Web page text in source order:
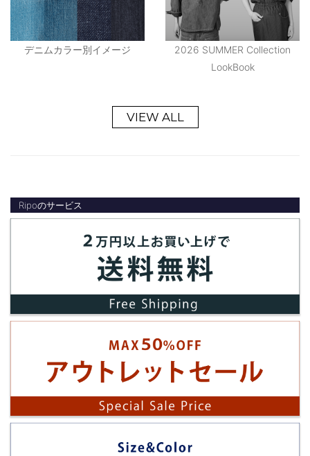
デニムカラー別イメージ
2026 SUMMER Collection
LookBook
VIEW ALL
Ripoのサービス